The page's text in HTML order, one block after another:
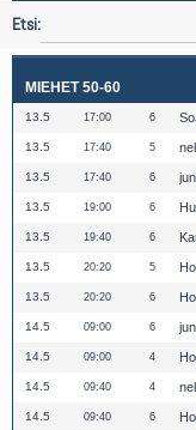
Etsi:
MIEHET 50-60
13.5 17:00 6
13.5 17:40 5
13.5 17:40 6
13.5 19:00 6
13.5 19:40 6
13.5 20:20 5
13.5 20:20 6
14.5 09:00 6
14.5 09:00 4
14.5 09:40 4
14.5 09:40 6